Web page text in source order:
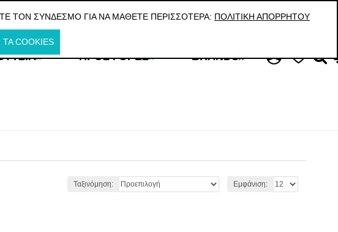
ΤΟΝ ΣΎΝΔΕΣΜΟ ΓΙΑ ΝΑ ΜΆΘΕΤΕ ΠΕΡΙΣΣΌΤΕΡΑ: ΠΟΛΙΤΙΚΉ ΑΠΟΡΡΉΤΟΥ
COOKIES
// ΠΡΟΣΦΟΡΈΣ// BRANDS//
Ταξινόμηση: Εμφάνιση: